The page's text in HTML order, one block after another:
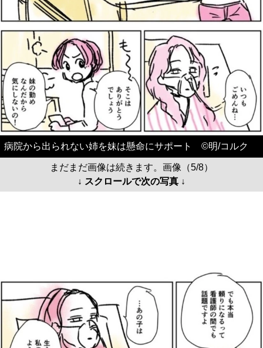
病院から出られない姉を妹は懸命にサポート ©️明/コルク
まだまだ画像は続きます。画像（5/8）
↓ スクロールで次の写真 ↓